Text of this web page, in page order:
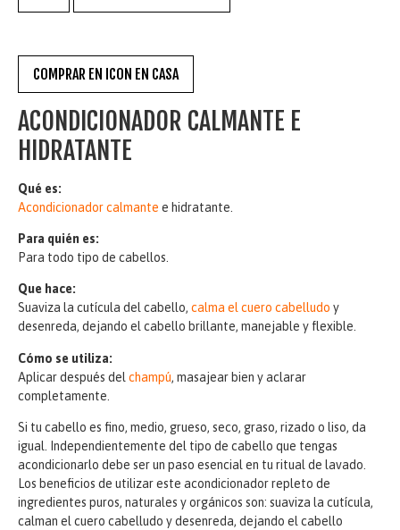
COMPRAR EN ICON EN CASA
ACONDICIONADOR CALMANTE E
HIDRATANTE
Qué es:
Acondicionador calmante e hidratante.
Para quién es:
Para todo tipo de cabellos.
Que hace:
Suaviza la cutícula del cabello, calma el cuero cabelludo y
desenreda, dejando el cabello brillante, manejable y flexible.
Cómo se utiliza:
Aplicar después del champú, masajear bien y aclarar
completamente.
Si tu cabello es fino, medio, grueso, seco, graso, rizado o liso, da
igual. Independientemente del tipo de cabello que tengas
acondicionarlo debe ser un paso esencial en tu ritual de lavado.
Los beneficios de utilizar este acondicionador repleto de
ingredientes puros, naturales y orgánicos son: suaviza la cutícula,
calman el cuero cabelludo y desenreda, dejando el cabello